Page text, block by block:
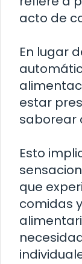
acto de
En lugar
estar
saborear
Esto
que
comidas